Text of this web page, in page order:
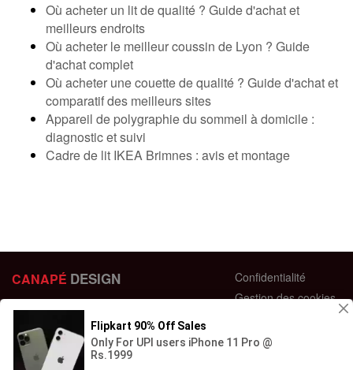
Où acheter un lit de qualité ? Guide d'achat et
meilleurs endroits
Où acheter le meilleur coussin de Lyon ? Guide
d'achat complet
Où acheter une couette de qualité ? Guide d'achat et
comparatif des meilleurs sites
Appareil de polygraphie du sommeil à domicile :
diagnostic et suivi
Cadre de lit IKEA Brimnes : avis et montage
CANAPÉ DESIGN
44 bis Rue des Bardines
63370 Lempdes, France
+33 658358352
Confidentialité
Gestion des cookies
Retour et échange
Contactez-nous